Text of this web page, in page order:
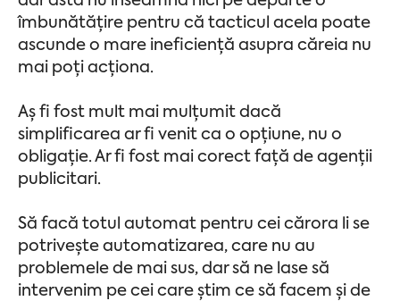
îmbunătățire pentru că tacticul acela poate
ascunde o mare ineficiență asupra căreia nu
mai poți acționa.
Aș fi fost mult mai mulțumit dacă
simplificarea ar fi venit ca o opțiune, nu o
obligație. Ar fi fost mai corect față de agenții
publicitari.
Să facă totul automat pentru cei cărora li se
potrivește automatizarea, care nu au
problemele de mai sus, dar să ne lase să
intervenim pe cei care știm ce să facem și de